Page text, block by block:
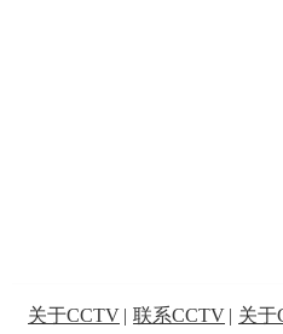
关于CCTV | 联系CCTV | 关于